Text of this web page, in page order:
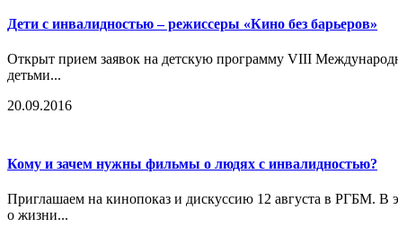
Дети с инвалидностью – режиссеры «Кино без барьеров»
Открыт прием заявок на детскую программу VIII
детьми...
20.09.2016
Кому и зачем нужны фильмы о людях с инвалидностью?
Приглашаем на кинопоказ и дискуссию 12 августа в РГБМ. В
о жизни...